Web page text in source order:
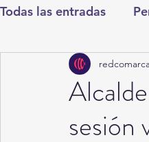
Todas las entradas
Deportes Salud
Round Cerosesión